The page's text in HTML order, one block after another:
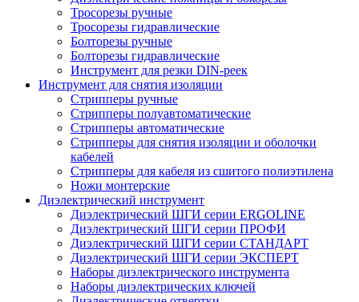
Тросорезы ручные
Тросорезы гидравлические
Болторезы ручные
Болторезы гидравлические
Инструмент для резки DIN-реек
Инструмент для снятия изоляции
Cтрипперы ручные
Cтрипперы полуавтоматические
Cтрипперы автоматические
Стрипперы для снятия изоляции и оболочки
кабелей
Стрипперы для кабеля из сшитого полиэтилена
Ножи монтерские
Диэлектрический инструмент
Диэлектрический ШГИ серии ERGOLINE
Диэлектрический ШГИ серии ПРОФИ
Диэлектрический ШГИ серии СТАНДАРТ
Диэлектрический ШГИ серии ЭКСПЕРТ
Наборы диэлектрического инструмента
Наборы диэлектрических ключей